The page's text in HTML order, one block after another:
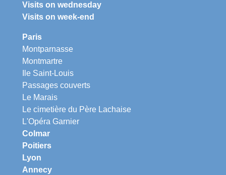
Visits on wednesday
Visits on week-end
Paris
Montparnasse
Montmartre
Ile Saint-Louis
Passages couverts
Le Marais
Le cimetière du Père Lachaise
L'Opéra Garnier
Colmar
Poitiers
Lyon
Annecy